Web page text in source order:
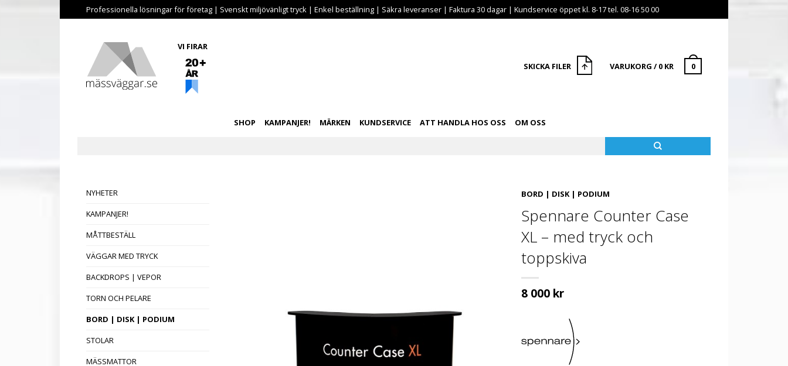
Professionella lösningar för företag | Svenskt miljövänligt tryck | Enkel beställning | Säkra leveranser | Faktura 30 dagar | Kundservice öppet kl. 8-17 tel. 08-16 50 00
VI FIRAR
SKICKA FILER
VARUKORG / 0 KR 0
SHOP KAMPANJER! MÄRKEN KUNDSERVICE ATT HANDLA HOS OSS OM OSS
NYHETER
KAMPANJER!
MÅTTBESTÄLL
VÄGGAR MED TRYCK
BACKDROPS | VEPOR
TORN OCH PELARE
BORD | DISK | PODIUM
STOLAR
MÄSSMATTOR
BORD | DISK | PODIUM
Spennare Counter Case
XL – med tryck och
toppskiva
8 000 kr